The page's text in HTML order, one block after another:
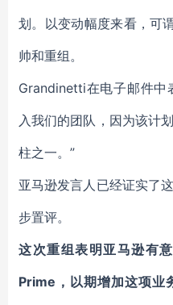
划。以变动幅度来看，可
帅和重组。
Grandinetti在电子邮件中
入我们的团队，因为该计
柱之一。”
亚马逊发言人已经证实了
步置评。
这次重组表明亚马逊有
Prime，以期增加这项业